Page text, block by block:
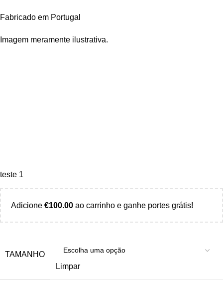
Fabricado em Portugal
Imagem meramente ilustrativa.
teste 1
Adicione €100.00 ao carrinho e ganhe portes grátis!
TAMANHO
Limpar